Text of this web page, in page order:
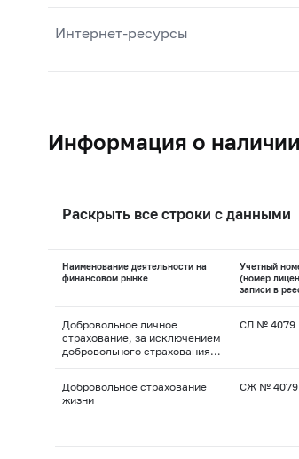
Интернет-ресурсы
Информация о
Раскрыть все строки с данными
Наименование деятельности на
финансовом рынке
Учетный
(номер
записи в
Добровольное личное
страхование, за исключением
добровольного страхования
СЛ № 4079
Добровольное страхование
жизни
СЖ № 4079